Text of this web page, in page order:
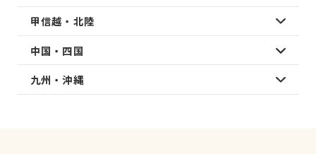
甲信越・北陸
中国・四国
九州・沖縄